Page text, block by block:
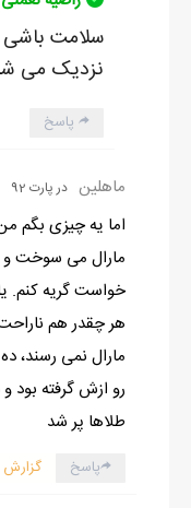
سلامت باشی
نزدیک می
پاسخ
ماهلین در پارت 92
اما یه چیزی بگم
مارال می سوخت و
خواست گریه کنم.
هر چقدر هم
مارال نمی
رو ازش گرفته بود
طلاها پر شد
پاسخ گزارش